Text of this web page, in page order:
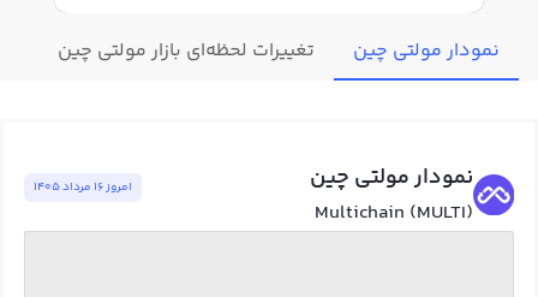
نمودار مولتی چین تغییرات لحظه‌ای بازار مولتی چین
نمودار مولتی چین
Multichain (MULTI)
امروز ١٦ مرداد ١٤٠٥